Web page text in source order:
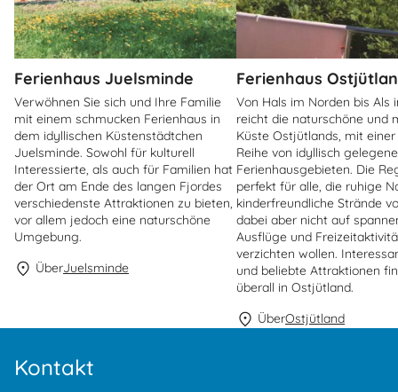
Ferienhaus Juelsminde
Verwöhnen Sie sich und Ihre Familie
mit einem schmucken Ferienhaus in
dem idyllischen Küstenstädtchen
Juelsminde. Sowohl für kulturell
Interessierte, als auch für Familien hat
der Ort am Ende des langen Fjordes
verschiedenste Attraktionen zu bieten,
vor allem jedoch eine naturschöne
Umgebung.
ÜberJuelsminde
Ferienhaus
Von Hals im Norden bis Als
reicht die naturschöne und
Küste Ostjütlands, mit
Reihe von idyllisch
Ferienhausgebieten. Die
perfekt für alle, die ruhige
kinderfreundliche Strände
dabei aber nicht auf
Ausflüge und
verzichten wollen.
und beliebte Attraktionen
überall in Ostjütland.
ÜberOstjütland
Kontakt